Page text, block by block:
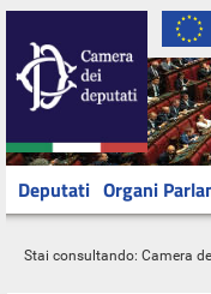
Deputati Organi
Stai consultando: Camera